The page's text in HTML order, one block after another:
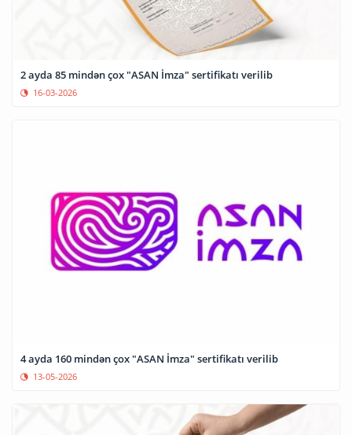
2 ayda 85 mindən çox "ASAN İmza" sertifikatı verilib
16-03-2026
4 ayda 160 mindən çox "ASAN İmza" sertifikatı verilib
13-05-2026